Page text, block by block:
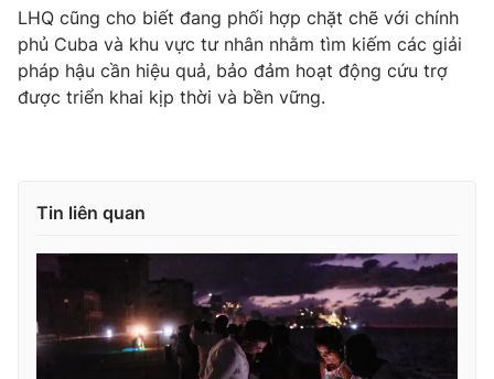
LHQ cũng cho biết đang phối hợp chặt chẽ với chính
phủ Cuba và khu vực tư nhân nhằm tìm kiếm các giải
pháp hậu cần hiệu quả, bảo đảm hoạt động cứu trợ
được triển khai kịp thời và bền vững.
Tin liên quan